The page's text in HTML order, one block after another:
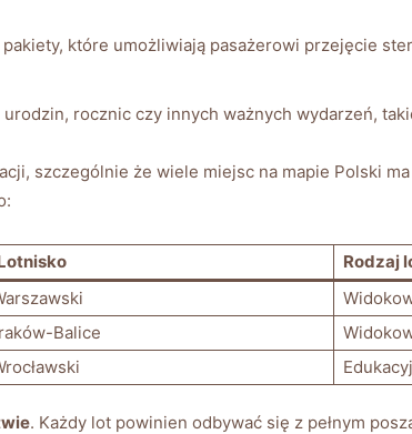
które umożliwiają pasażerowi przejęcie
urodzin, rocznic⁣ czy innych ważnych wydarzeń,
szczególnie ‌że wiele miejsc⁣ na mapie Polski
Rodzaj
Balice
. Każdy lot powinien odbywać się z pełnym